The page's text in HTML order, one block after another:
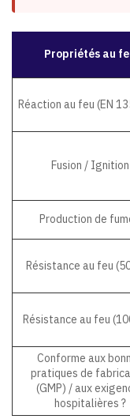
Propriétés au
Réaction au feu (EN
Fusion / Ignition
Production de
Résistance au feu
Résistance au feu
Conforme aux
pratiques de
(GMP) / aux
hospitalières ?